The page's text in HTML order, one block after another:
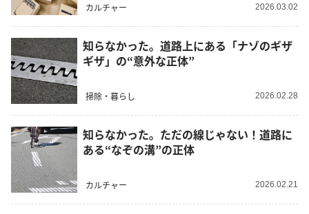
カルチャー 2026.03.02
知らなかった。道路上にある「ナゾのギザ
ギザ」の“意外な正体”
掃除・暮らし 2026.02.28
知らなかった。ただの線じゃない！道路に
ある“なぞの溝”の正体
カルチャー 2026.02.21